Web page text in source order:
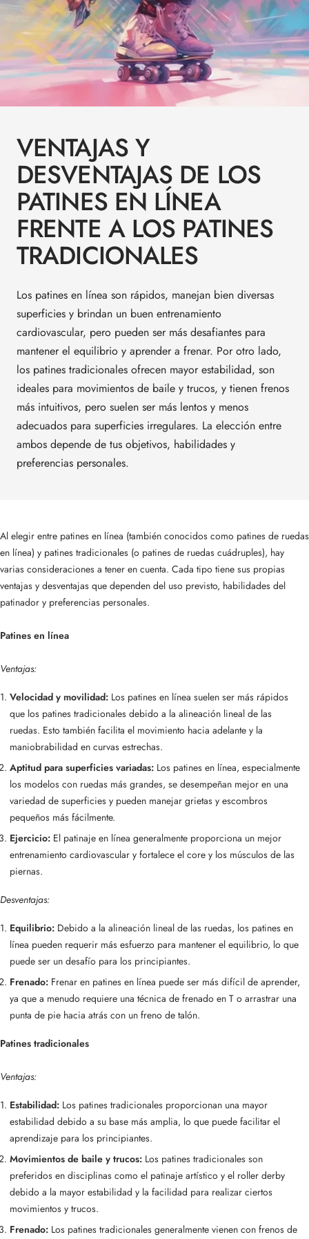
VENTAJAS Y
DESVENTAJAS DE LOS
PATINES EN LÍNEA
FRENTE A LOS PATINES
TRADICIONALES
Los patines en línea son rápidos, manejan bien diversas
superficies y brindan un buen entrenamiento
cardiovascular, pero pueden ser más desafiantes para
mantener el equilibrio y aprender a frenar. Por otro lado,
los patines tradicionales ofrecen mayor estabilidad, son
ideales para movimientos de baile y trucos, y tienen frenos
más intuitivos, pero suelen ser más lentos y menos
adecuados para superficies irregulares. La elección entre
ambos depende de tus objetivos, habilidades y
preferencias personales.
Al elegir entre patines en línea (también conocidos como patines de ruedas
en línea) y patines tradicionales (o patines de ruedas cuádruples), hay
varias consideraciones a tener en cuenta. Cada tipo tiene sus propias
ventajas y desventajas que dependen del uso previsto, habilidades del
patinador y preferencias personales.
Patines en línea
Ventajas:
Velocidad y movilidad: Los patines en línea suelen ser más rápidos
que los patines tradicionales debido a la alineación lineal de las
ruedas. Esto también facilita el movimiento hacia adelante y la
maniobrabilidad en curvas estrechas.
Aptitud para superficies variadas: Los patines en línea, especialmente
los modelos con ruedas más grandes, se desempeñan mejor en una
variedad de superficies y pueden manejar grietas y escombros
pequeños más fácilmente.
Ejercicio: El patinaje en línea generalmente proporciona un mejor
entrenamiento cardiovascular y fortalece el core y los músculos de las
piernas.
Desventajas:
Equilibrio: Debido a la alineación lineal de las ruedas, los patines en
línea pueden requerir más esfuerzo para mantener el equilibrio, lo que
puede ser un desafío para los principiantes.
Frenado: Frenar en patines en línea puede ser más difícil de aprender,
ya que a menudo requiere una técnica de frenado en T o arrastrar una
punta de pie hacia atrás con un freno de talón.
Patines tradicionales
Ventajas:
Estabilidad: Los patines tradicionales proporcionan una mayor
estabilidad debido a su base más amplia, lo que puede facilitar el
aprendizaje para los principiantes.
Movimientos de baile y trucos: Los patines tradicionales son
preferidos en disciplinas como el patinaje artístico y el roller derby
debido a la mayor estabilidad y la facilidad para realizar ciertos
movimientos y trucos.
Frenado: Los patines tradicionales generalmente vienen con frenos de